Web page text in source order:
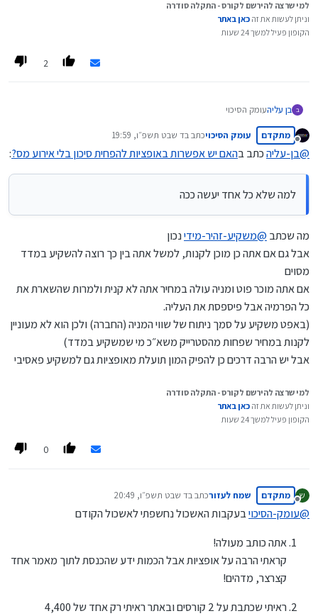
למי שרצה להירשם לקורס - התקלה סודרה
וניתן לעשות את זה כאן באתר
הקופון פעיל למשך 24 שעות
2
ב בן עליהעומק הסיכוי
והנה עוד דוגמה שאפילו המשקיע האגדי וורן באפט שידוע בגישתו
הרציונלית השתמש באופציות: בשנת 1993, כשהמניה של קוקה-קולה
$1.5 לאופציה – כלומר 4% מערך המניה. אם מחיר המניה היה נשאר מעל
$35, האופציות לא היו ממומשות, ובאפט היה משאיר את הפרמיה בכיסו.
הזה – מחיר שהוא ממילא היה מוכן לשלם. הפרמיה שקיבל הפחיתה את
העלות האפקטיבית שלו ל-$33.5 למניה.
אני לא מבין באופציות
אבל למה שלא כל אחד יעשה ככה
מנותק
מתקדם עומק הסיכויכתב בד שבט תשפ״ו, 19:59
נערך לאחרונה על ידי
@בן-עליהכתב בהאם יש אפשרות באופציות להפחית סיכון בלי אירוע מס?:
למה שלא כל אחד יעשה ככה
מה שכתב@משקיע-זהיר-מידינכון
אבל גם אם אתה כן מוכן לקנות, למשל אתה בין כך רוצה להשקיע במדד
מסוים
אם אתה מוכר פוט ומניה עולה במחיר אתה לא קנית ולמרות שהשארת את
כל הפרמיה אבל פיספסת את העליה.
(באפט משקיע על סמך ניתוח של שווי המניה (החברה) ולכן הוא לא מעוניין
לקנות במחיר שפחות מהסטרייק משא״כ מי שמשקיע במדד)
אבל יש הרבה דרכים כן להפיק המון תועלת מאופציות גם למשקיע פאסיבי
למי שרצה להירשם לקורס - התקלה סודרה
וניתן לעשות את זה כאן באתר
הקופון פעיל למשך 24 שעות
0
ש
מנותק
מתקדם שמח לעזורכתב בד שבט תשפ״ו, 20:49
נערך לאחרונה על ידי
@עומק-הסיכויבעקבות האשכול נחשפתי לאשכול הקודם
אתה כותב מעולה!
קראתי הרבה על אופציות אבל הכמות ידע שהכנסת לתוך מאמר אחד
קצרצר, מדהים!
ראיתי שכתבת על 2 קורסים ובאתר ראיתי רק אחד של 4,400